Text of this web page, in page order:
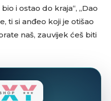
i ostao do kraja“, „Dao
ti si anđeo koji je otišao
naš, zauvijek ćeš biti